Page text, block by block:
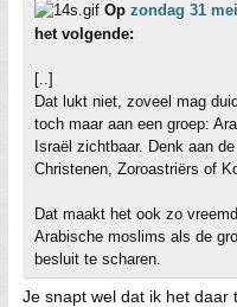
Op zondag 31
het volgende:
[..]
Dat lukt niet, zoveel mag
toch maar aan een groep:
Israël zichtbaar. Denk aan
Christenen, Zoroastriërs of
Dat maakt het ook zo
Arabische moslims als de
besluit te scharen.
Je snapt wel dat ik het daar